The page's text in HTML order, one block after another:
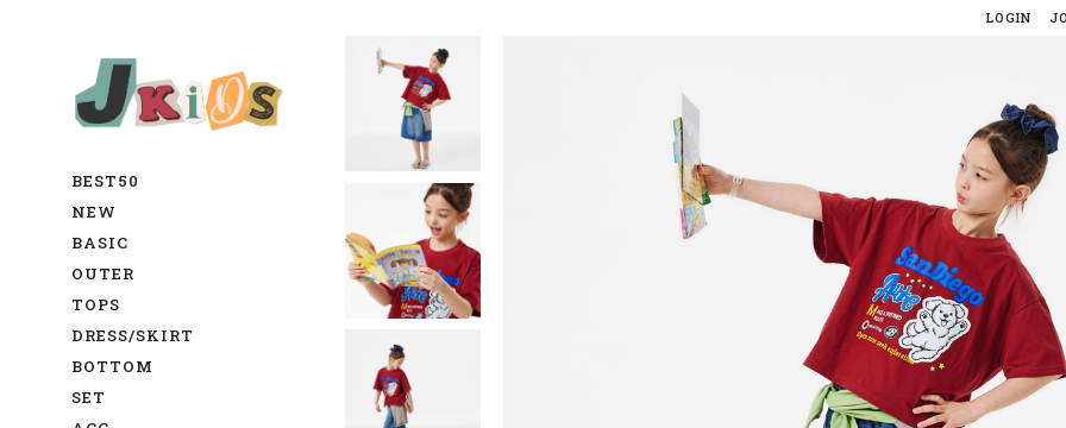
LOGIN
BEST50
NEW
BASIC
OUTER
TOPS
DRESS/SKIRT
BOTTOM
SET